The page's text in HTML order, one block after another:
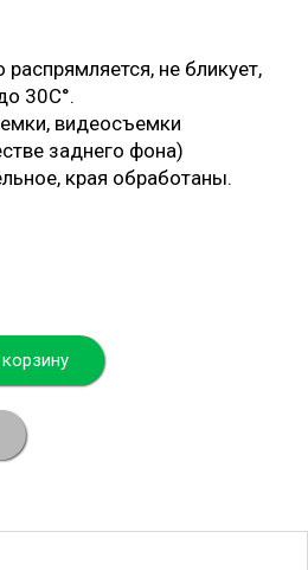
не бликует,
30С°.
видеосъемки
заднего фона)
края обработаны.